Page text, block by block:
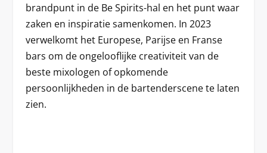
brandpunt in de Be Spirits-hal en het punt waar
zaken en inspiratie samenkomen. In 2023
verwelkomt het Europese, Parijse en Franse
bars om de ongelooflijke creativiteit van de
beste mixologen of opkomende
persoonlijkheden in de bartenderscene te laten
zien.